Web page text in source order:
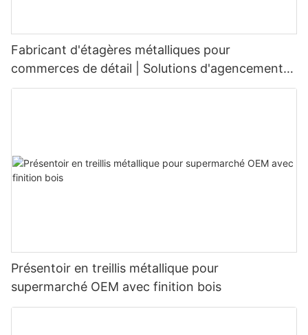
Fabricant d'étagères métalliques pour
commerces de détail | Solutions d'agencement
sur mesure
Présentoir en treillis métallique pour
supermarché OEM avec finition bois